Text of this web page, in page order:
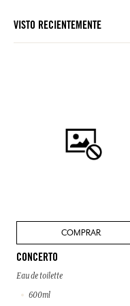
VISTO RECIENTEMENTE
COMPRAR
CONCERTO
Eau de toilette
600ml